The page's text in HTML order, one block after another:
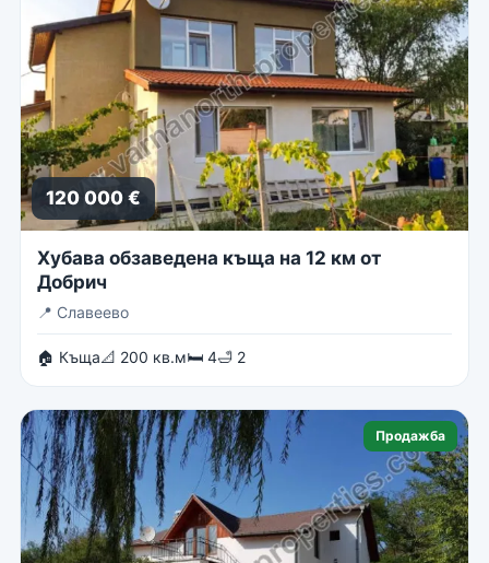
120 000 €
Хубава обзаведена къща на 12 км от
Добрич
📍 Славеево
🏠 Къща📐 200 кв.м🛏 4🛁 2
Продажба